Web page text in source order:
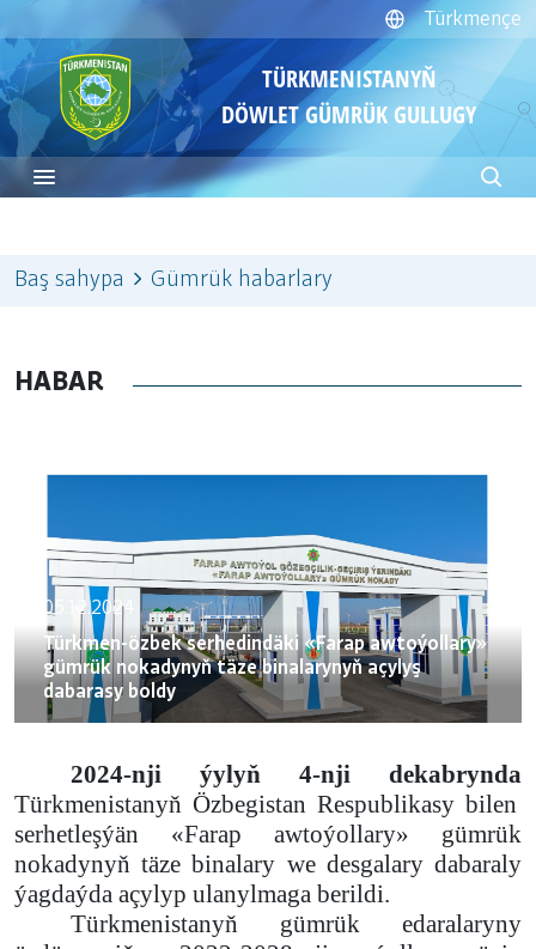
Türkmençe
TÜRKMENISTANYŇ
DÖWLET GÜMRÜK GULLUGY
Baş sahypa Gümrük habarlary
HABAR
05.12.2024
Türkmen-özbek serhedindäki «Farap awtoýollary»
gümrük nokadynyň täze binalarynyň açylyş
dabarasy boldy
2024-nji ýylyň 4-nji dekabrynda
Türkmenistanyň Özbegistan Respublikasy bilen
serhetleşýän «Farap awtoýollary» gümrük
nokadynyň täze binalary we desgalary dabaraly
ýagdaýda açylyp ulanylmaga berildi.
Türkmenistanyň gümrük edaralaryny